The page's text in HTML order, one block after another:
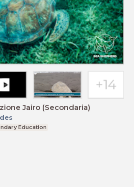
Jairo (Secondaria)
Education